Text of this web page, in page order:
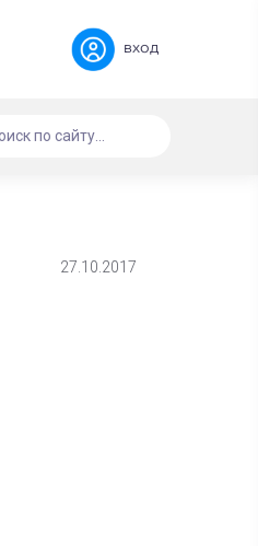
вход
27.10.2017